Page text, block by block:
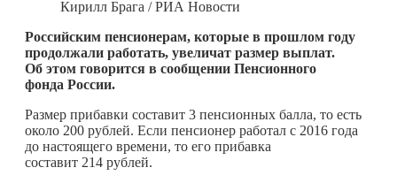
Кирилл Брага / РИА Новости
Российским пенсионерам, которые в прошлом году
продолжали работать, увеличат размер выплат.
Об этом говорится в сообщении Пенсионного
фонда России.
Размер прибавки составит 3 пенсионных балла, то есть
около 200 рублей. Если пенсионер работал с 2016 года
до настоящего времени, то его прибавка
составит 214 рублей.